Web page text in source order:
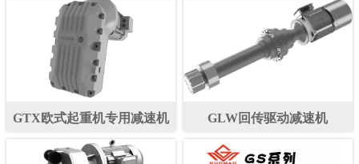
GTX欧式起重机专用减速机 GLW回传驱动减速机